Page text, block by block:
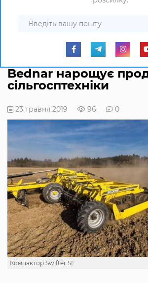
Bednar нарощує
сільгосптехніки
23 травня 2019 96 0
Компактор Swifter SE